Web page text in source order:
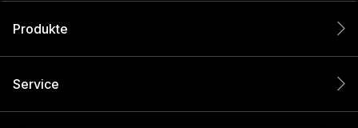
Produkte
Service